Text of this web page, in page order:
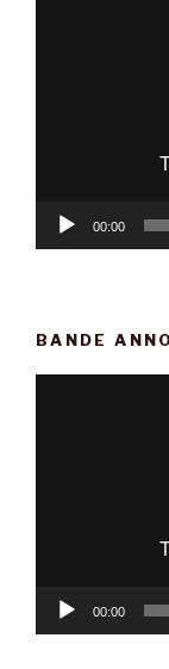
00:00
BANDE
00:00